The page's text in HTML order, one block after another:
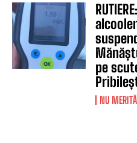
pe
NU MERITĂ